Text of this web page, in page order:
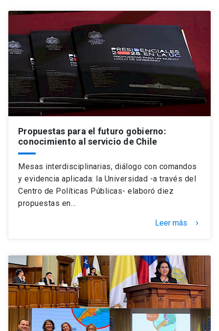
Propuestas para el futuro gobierno:
conocimiento al servicio de Chile
Mesas interdisciplinarias, diálogo con comandos
y evidencia aplicada: la Universidad -a través del
Centro de Políticas Públicas- elaboró diez
propuestas en…
Leer más keyboard_arrow_right